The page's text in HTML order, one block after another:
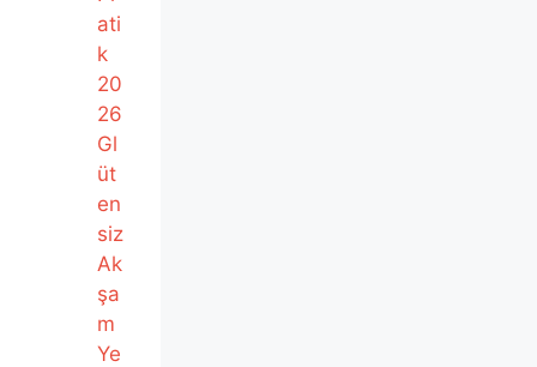
ati
k
20
26
Gl
üt
en
siz
Ak
şa
m
Ye